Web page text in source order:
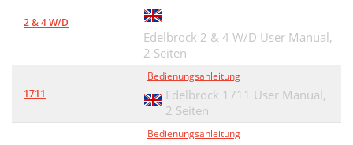
2 & 4 W/D
Edelbrock 2 & 4 W/D User Manual,
2 Seiten
1711
Bedienungsanleitung
Edelbrock 1711 User Manual,
2 Seiten
Bedienungsanleitung